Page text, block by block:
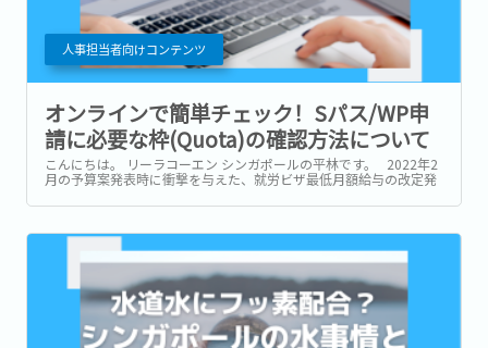
人事担当者向けコンテンツ
オンラインで簡単チェック！Sパス/WP申
請に必要な枠(Quota)の確認方法について
こんにちは。 リーラコーエン シンガポールの平林です。 2022年2
月の予算案発表時に衝撃を与えた、就労ビザ最低月額給与の改定発
ます。...